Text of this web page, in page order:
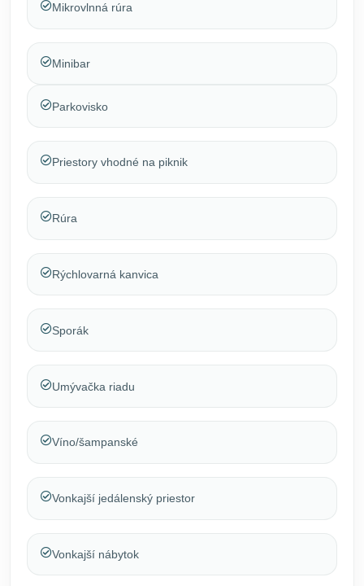
Mikrovlnná rúra
Minibar
Parkovisko
Priestory vhodné na piknik
Rúra
Rýchlovarná kanvica
Sporák
Umývačka riadu
Víno/šampanské
Vonkajší jedálenský priestor
Vonkajší nábytok